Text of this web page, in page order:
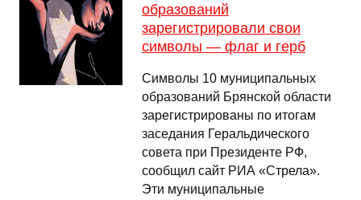
образований
зарегистрировали свои
символы — флаг и герб
Символы 10 муниципальных
образований Брянской области
зарегистрированы по итогам
заседания Геральдического
совета при Президенте РФ,
сообщил сайт РИА «Стрела».
Эти муниципальные